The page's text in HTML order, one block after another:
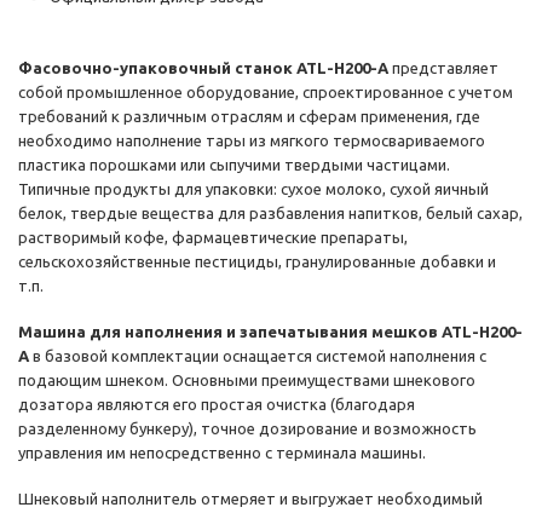
Фасовочно-упаковочный станок ATL-H200-A представляет
собой промышленное оборудование, спроектированное с учетом
требований к различным отраслям и сферам применения, где
необходимо наполнение тары из мягкого термосвариваемого
пластика порошками или сыпучими твердыми частицами.
Типичные продукты для упаковки: сухое молоко, сухой яичный
белок, твердые вещества для разбавления напитков, белый сахар,
растворимый кофе, фармацевтические препараты,
сельскохозяйственные пестициды, гранулированные добавки и
т.п.
Машина для наполнения и запечатывания мешков ATL-H200-
A в базовой комплектации оснащается системой наполнения с
подающим шнеком. Основными преимуществами шнекового
дозатора являются его простая очистка (благодаря
разделенному бункеру), точное дозирование и возможность
управления им непосредственно с терминала машины.
Шнековый наполнитель отмеряет и выгружает необходимый